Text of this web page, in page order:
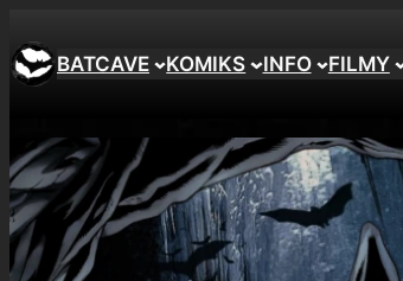
BATCAVE KOMIKS INFO FILMY